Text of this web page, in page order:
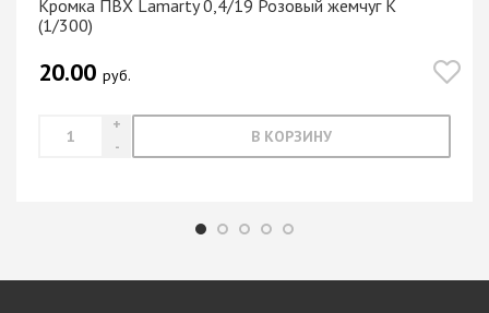
Кромка ПВХ Lamarty 0,4/19 Розовый жемчуг K
(1/300)
20.00 руб.
В КОРЗИНУ